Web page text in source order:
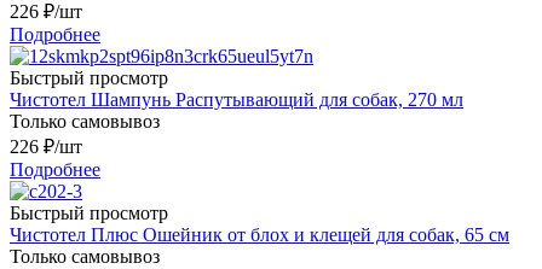
226 ₽/шт
Подробнее
Быстрый просмотр
Чистотел Шампунь Распутывающий для собак, 270 мл
Только самовывоз
226 ₽/шт
Подробнее
Быстрый просмотр
Чистотел Плюс Ошейник от блох и клещей для собак, 65 см
Только самовывоз